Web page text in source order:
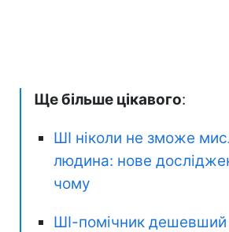
Ще більше цікавого:
ШІ ніколи не зможе
людина: нове
чому
ШІ-помічник дешевший